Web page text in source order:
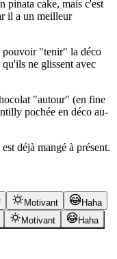
pinata cake, mais c'est
il a un meilleur
pouvoir "tenir" la déco
ne glissent avec
"autour" (en fine
pochée en déco au-
déjà mangé à présent.
Motivant
Haha
Motivant
Haha